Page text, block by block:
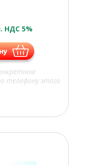
НДС 5%
телефону этого